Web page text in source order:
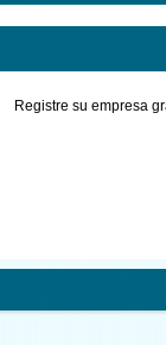
Registre su empresa